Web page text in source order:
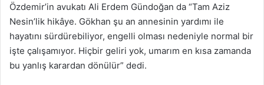
Özdemir’in avukatı Ali Erdem Gündoğan da “Tam Aziz
Nesin’lik hikâye. Gökhan şu an annesinin yardımı ile
hayatını sürdürebiliyor, engelli olması nedeniyle normal bir
işte çalışamıyor. Hiçbir geliri yok, umarım en kısa zamanda
bu yanlış karardan dönülür” dedi.